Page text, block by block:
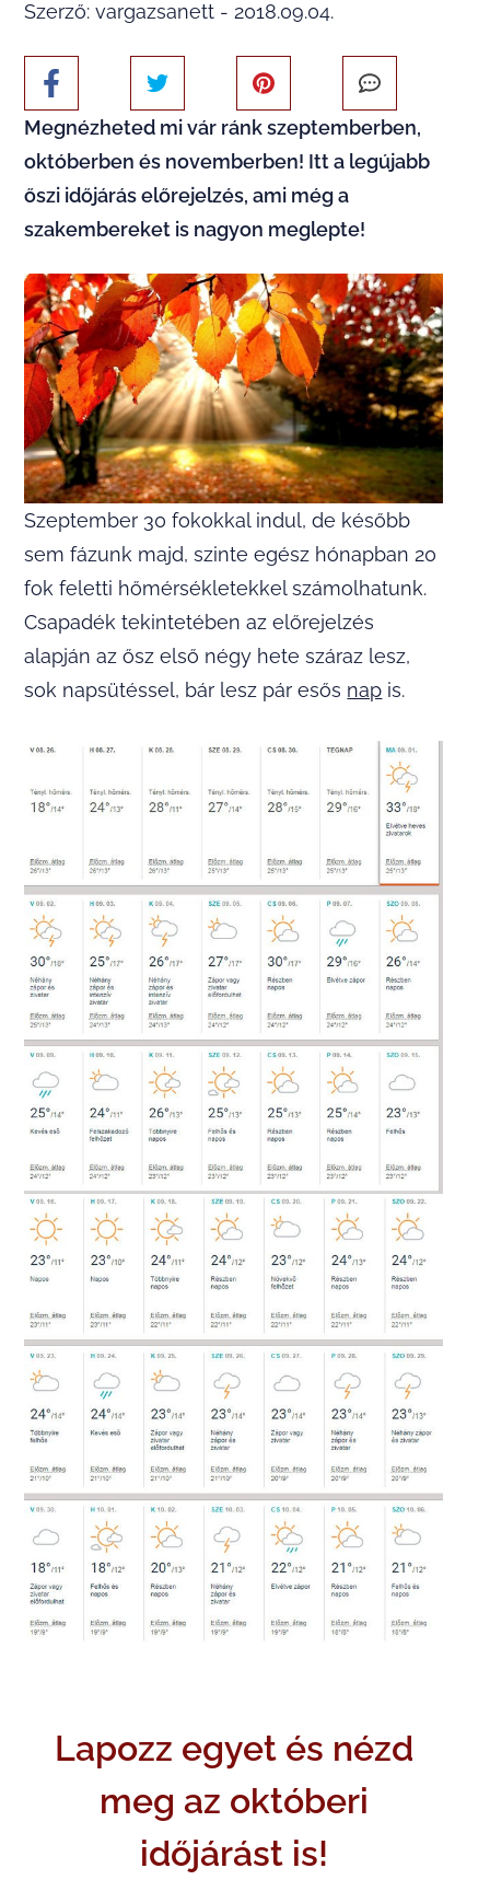
Szerző: vargazsanett - 2018.09.04.
Megnézheted mi vár ránk szeptemberben,
októberben és novemberben! Itt a legújabb
őszi időjárás előrejelzés, ami még a
szakembereket is nagyon meglepte!
Szeptember 30 fokokkal indul, de később
sem fázunk majd, szinte egész hónapban 20
fok feletti hőmérsékletekkel számolhatunk.
Csapadék tekintetében az előrejelzés
alapján az ősz első négy hete száraz lesz,
sok napsütéssel, bár lesz pár esős nap is.
Lapozz egyet és nézd
meg az októberi
időjárást is!